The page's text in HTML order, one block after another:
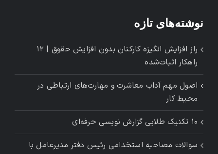
نوشته‌های تازه
راز افزایش انگیزه کارکنان بدون افزایش حقوق | ۱۲
راهکار اثبات‌شده
اصول مهم آداب معاشرت و مهارت‌های ارتباطی در
محیط کار
۱۰ تکنیک طلایی گزارش ‌نویسی حرفه‌ای
سوالات مصاحبه استخدامی رئیس دفتر مدیرعامل با